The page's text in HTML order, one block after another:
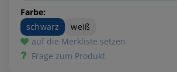
Farbe:
schwarz
weiß
auf die Merkliste setzen
Frage zum Produkt